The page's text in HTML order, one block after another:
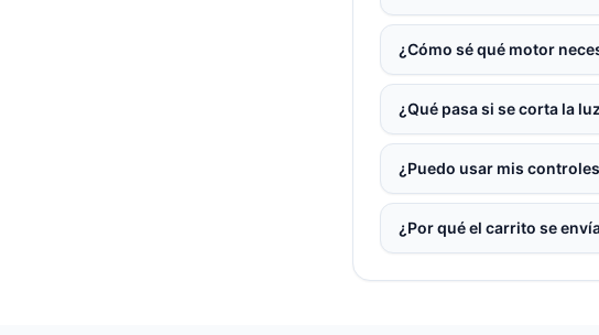
¿Cómo sé qué motor
¿Qué pasa si se corta la
¿Puedo usar mis
¿Por qué el carrito se